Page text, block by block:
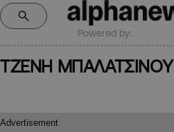
Powered by:
ΤΖΕΝΗ ΜΠΑΛΑΤΣΙΝΟΥ